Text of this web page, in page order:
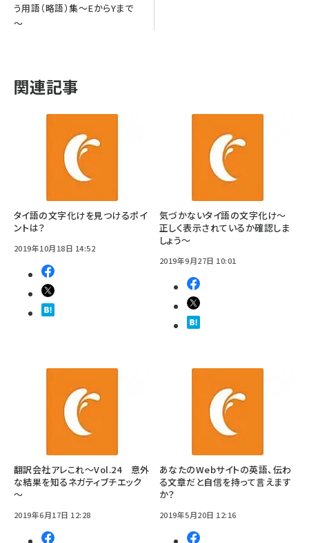
う用語（略語）集～EからYまで
～
関連記事
タイ語の文字化けを見つけるポイ
ントは？
2019年10月18日 14:52
気づかないタイ語の文字化け～
正しく表示されているか確認しま
しょう～
2019年9月27日 10:01
翻訳会社アレこれ～Vol.24 意外
な結果を知るネガティブチエック
～
2019年6月17日 12:28
あなたのWebサイトの英語、伝わ
る文章だと自信を持って言えます
か？
2019年5月20日 12:16